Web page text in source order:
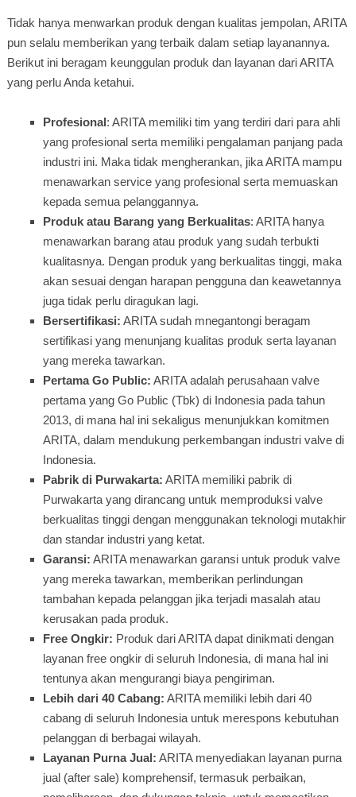
Tidak hanya menwarkan produk dengan kualitas jempolan, ARITA
pun selalu memberikan yang terbaik dalam setiap layanannya.
Berikut ini beragam keunggulan produk dan layanan dari ARITA
yang perlu Anda ketahui.
Profesional: ARITA memiliki tim yang terdiri dari para ahli
yang profesional serta memiliki pengalaman panjang pada
industri ini. Maka tidak mengherankan, jika ARITA mampu
menawarkan service yang profesional serta memuaskan
kepada semua pelanggannya.
Produk atau Barang yang Berkualitas: ARITA hanya
menawarkan barang atau produk yang sudah terbukti
kualitasnya. Dengan produk yang berkualitas tinggi, maka
akan sesuai dengan harapan pengguna dan keawetannya
juga tidak perlu diragukan lagi.
Bersertifikasi: ARITA sudah mnegantongi beragam
sertifikasi yang menunjang kualitas produk serta layanan
yang mereka tawarkan.
Pertama Go Public: ARITA adalah perusahaan valve
pertama yang Go Public (Tbk) di Indonesia pada tahun
2013, di mana hal ini sekaligus menunjukkan komitmen
ARITA, dalam mendukung perkembangan industri valve di
Indonesia.
Pabrik di Purwakarta: ARITA memiliki pabrik di
Purwakarta yang dirancang untuk memproduksi valve
berkualitas tinggi dengan menggunakan teknologi mutakhir
dan standar industri yang ketat.
Garansi: ARITA menawarkan garansi untuk produk valve
yang mereka tawarkan, memberikan perlindungan
tambahan kepada pelanggan jika terjadi masalah atau
kerusakan pada produk.
Free Ongkir: Produk dari ARITA dapat dinikmati dengan
layanan free ongkir di seluruh Indonesia, di mana hal ini
tentunya akan mengurangi biaya pengiriman.
Lebih dari 40 Cabang: ARITA memiliki lebih dari 40
cabang di seluruh Indonesia untuk merespons kebutuhan
pelanggan di berbagai wilayah.
Layanan Purna Jual: ARITA menyediakan layanan purna
jual (after sale) komprehensif, termasuk perbaikan,